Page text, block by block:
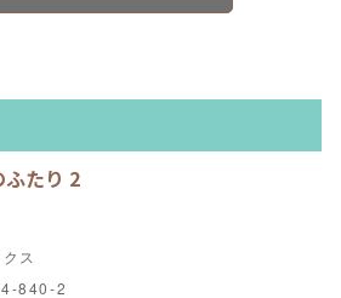
ふたり 2
ス
840-2